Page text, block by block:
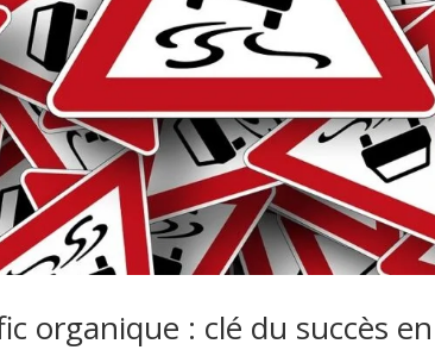
organique : clé du succès